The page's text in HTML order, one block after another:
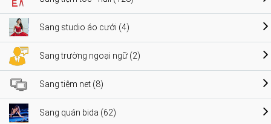
Sang studio áo cưới (4)
Sang trường ngoại ngữ (2)
Sang tiệm net (8)
Sang quán bida (62)